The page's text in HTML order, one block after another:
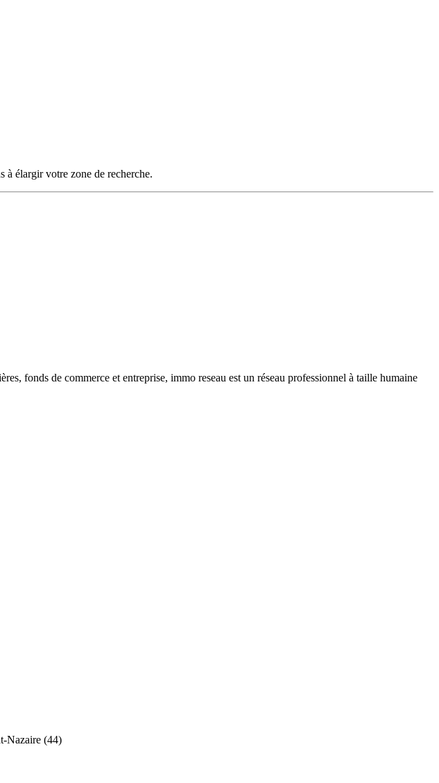
à élargir votre zone de recherche.
fonds de commerce et entreprise, immo reseau est un réseau professionnel à taille humaine
Nazaire (44)